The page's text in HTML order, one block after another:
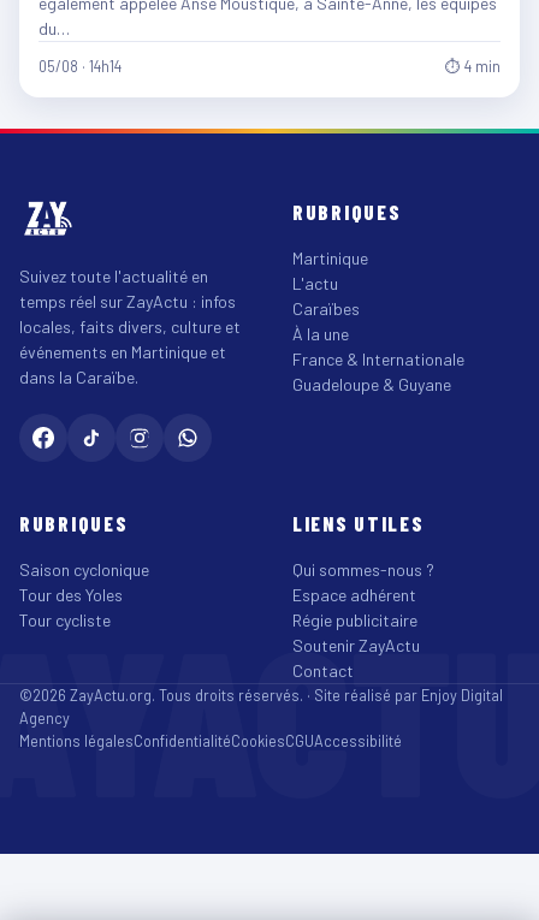
du…
05/08 · 14h14 ⏱ 4 min
Suivez toute l'actualité en
temps réel sur ZayActu : infos
locales, faits divers, culture et
événements en Martinique et
dans la Caraïbe.
RUBRIQUES
Martinique
L'actu
Caraïbes
À la une
France & Internationale
Guadeloupe & Guyane
RUBRIQUES
Saison cyclonique
Tour des Yoles
Tour cycliste
LIENS UTILES
Qui sommes-nous ?
Espace adhérent
Régie publicitaire
Soutenir ZayActu
Contact
©2026 ZayActu.org. Tous droits réservés. · Site réalisé par Enjoy Digital
Agency
Mentions légalesConfidentialitéCookiesCGUAccessibilité